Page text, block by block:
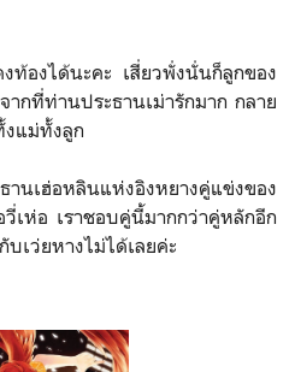
งท้องได้นะคะ เสี่ยวพั่งนั่นก็ลูกของ
ากที่ท่านประธานเม่ารักมาก กลาย
งแม่ทั้งลูก
นเฮ่อหลินแห่งอิงหยางคู่แข่งของ
วี่เห่อ เราชอบคู่นี้มากกว่าคู่หลักอีก
เว่ยหางไม่ได้เลยค่ะ